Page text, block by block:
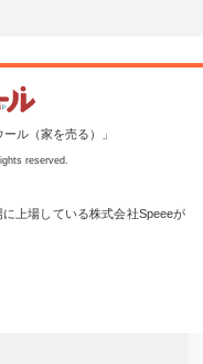
ル（家を売る）」
reserved.
上場している株式会社Speeeが